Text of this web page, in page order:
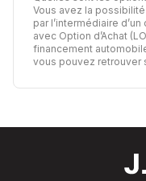
Vous avez la possibilité
par l’intermédiaire
avec Option d’Achat
financement
vous pouvez retrouver